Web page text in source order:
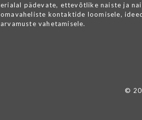
erialal pädevate, ettevõtlike naiste ja
omavaheliste kontaktide loomisele,
arvamuste vahetamisele.
©